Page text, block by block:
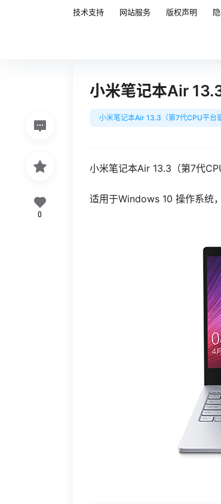
技术支持 网站服务 版权声明
小米笔记本Air
小米笔记本Air 13.3（第7代CPU平台
小米笔记本Air 13.3（第7代
适用于Windows 10 操作系统
0